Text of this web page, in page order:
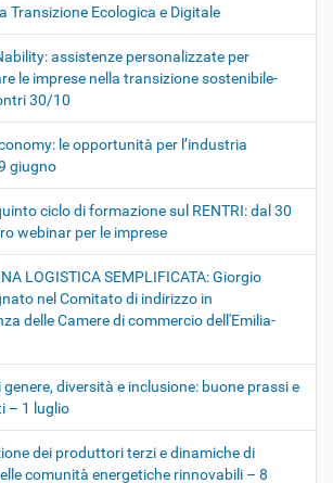
Transizione Ecologica e Digitale
assistenze personalizzate per
le imprese nella transizione sostenibile-
30/10
le opportunità per l’industria
giugno
ciclo di formazione sul RENTRI: dal 30
webinar per le imprese
LOGISTICA SEMPLIFICATA: Giorgio
nel Comitato di indirizzo in
delle Camere di commercio dell'Emilia-
genere, diversità e inclusione: buone prassi e
– 1 luglio
dei produttori terzi e dinamiche di
comunità energetiche rinnovabili – 8